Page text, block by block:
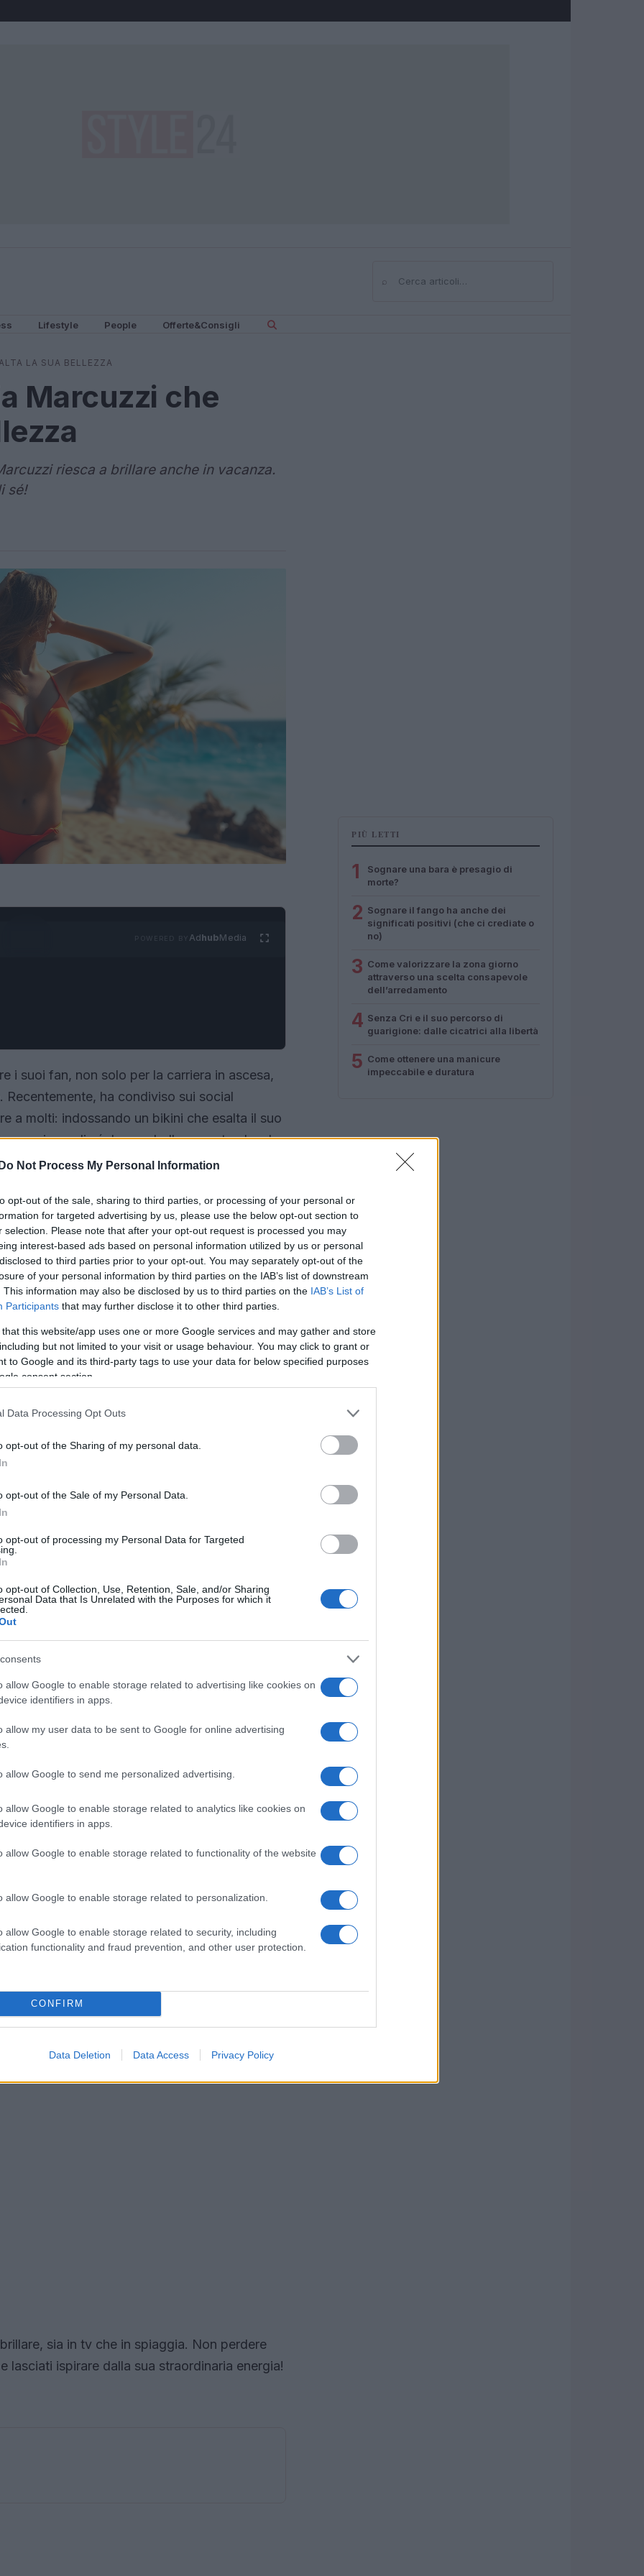
Do Not Process My Personal Information
opt-out of the sale, sharing to third parties, or processing of your personal or
for targeted advertising by us, please use the below opt-out section to
selection. Please note that after your opt-out request is processed you may
interest-based ads based on personal information utilized by us or personal
to third parties prior to your opt-out. You may separately opt-out of the
of your personal information by third parties on the IAB’s list of downstream
This information may also be disclosed by us to third parties on the IAB’s List of
Participants that may further disclose it to other third parties.
that this website/app uses one or more Google services and may gather and store
but not limited to your visit or usage behaviour. You may click to grant or
to Google and its third-party tags to use your data for below specified purposes
consent section.
Data Processing Opt Outs
opt-out of the Sharing of my personal data.
opt-out of the Sale of my Personal Data.
opt-out of processing my Personal Data for Targeted
opt-out of Collection, Use, Retention, Sale, and/or Sharing
Data that Is Unrelated with the Purposes for which it
allow Google to enable storage related to advertising like cookies on
identifiers in apps.
allow my user data to be sent to Google for online advertising
allow Google to send me personalized advertising.
allow Google to enable storage related to analytics like cookies on
identifiers in apps.
allow Google to enable storage related to functionality of the website
allow Google to enable storage related to personalization.
allow Google to enable storage related to security, including
functionality and fraud prevention, and other user protection.
CONFIRM
Data Deletion Data Access Privacy Policy
⌕Cerca
Lifestyle People Offerte&Consigli
LA SUA BELLEZZA
Marcuzzi che
riesca a brillare anche in vacanza.
sé!
AdhubMedia
i suoi fan, non solo per la carriera in ascesa,
ha condiviso sui social
a molti: indossando un bikini che esalta il suo
e sicura di sé. La sua bellezza naturale e la
gioia e alla positività. E quel sorriso
vero?
capo d’abbigliamento, ma un simbolo
pelle abbronzata sono messe in risalto da un
Ogni scatto condiviso su Instagram è un
possono fare a meno di commentare e
4 tra gli scatti più iconici di Alessia farà
ne dici di dare un’occhiata?
avventure
vivendo un periodo d’oro anche dal punto
programmi su Rai Due e Prime Video, la
edizioni di format amati dal pubblico. A
guida di un nuovo reality show,The Traitors
con il fiato sospeso. Ma non è tutto: Alessia
tutto italiano che ha già conquistato i cuori
cosa ci riserverà?
e la sua femminilità con orgoglio sui social.
bikini, lancia un messaggio di accettazione e
a proprio agio nel proprio corpo è un
può oscurare la sua luce, e questo è
fan. Ogni selfie che scatta è un invito a
il corpo che si ha. Ti senti ispirata?
sia in tv che in spiaggia. Non perdere
lasciati ispirare dalla sua straordinaria energia!
PIÙ LETTI
1
Sognare una bara è presagio di
morte?
2 Sognare il fango ha anche dei
significati positivi (che ci crediate o
no)
3 Come valorizzare la zona giorno
attraverso una scelta consapevole
dell’arredamento
4 Senza Cri e il suo percorso di
guarigione: dalle cicatrici alla libertà
5 Come ottenere una manicure
impeccabile e duratura